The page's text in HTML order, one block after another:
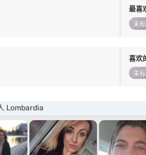
最喜
未
喜欢
未
Lombardia